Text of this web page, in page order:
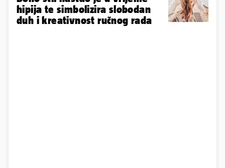
hipija te simbolizira slobodan
duh i kreativnost ručnog rada